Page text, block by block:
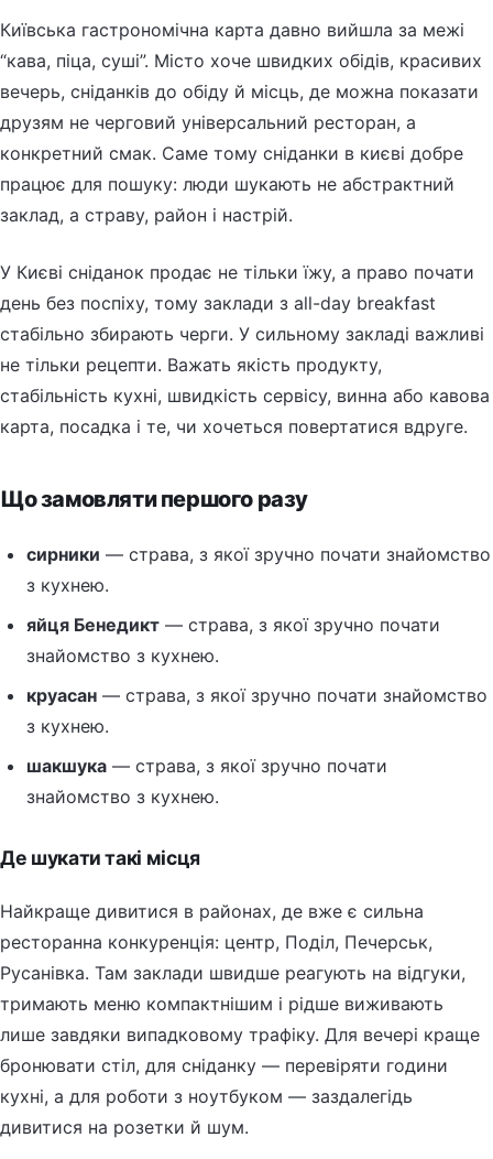
Київська гастрономічна карта давно вийшла за межі
“кава, піца, суші”. Місто хоче швидких обідів, красивих
вечерь, сніданків до обіду й місць, де можна показати
друзям не черговий універсальний ресторан, а
конкретний смак. Саме тому сніданки в києві добре
працює для пошуку: люди шукають не абстрактний
заклад, а страву, район і настрій.
У Києві сніданок продає не тільки їжу, а право почати
день без поспіху, тому заклади з all-day breakfast
стабільно збирають черги. У сильному закладі важливі
не тільки рецепти. Важать якість продукту,
стабільність кухні, швидкість сервісу, винна або кавова
карта, посадка і те, чи хочеться повертатися вдруге.
Що замовляти першого разу
сирники — страва, з якої зручно почати знайомство
з кухнею.
яйця Бенедикт — страва, з якої зручно почати
знайомство з кухнею.
круасан — страва, з якої зручно почати знайомство
з кухнею.
шакшука — страва, з якої зручно почати
знайомство з кухнею.
Де шукати такі місця
Найкраще дивитися в районах, де вже є сильна
ресторанна конкуренція: центр, Поділ, Печерськ,
Русанівка. Там заклади швидше реагують на відгуки,
тримають меню компактнішим і рідше виживають
лише завдяки випадковому трафіку. Для вечері краще
бронювати стіл, для сніданку — перевіряти години
кухні, а для роботи з ноутбуком — заздалегідь
дивитися на розетки й шум.